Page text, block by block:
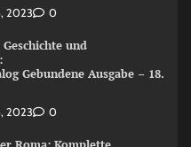
2023 0
und
Gebundene Ausgabe – 18.
2023 0